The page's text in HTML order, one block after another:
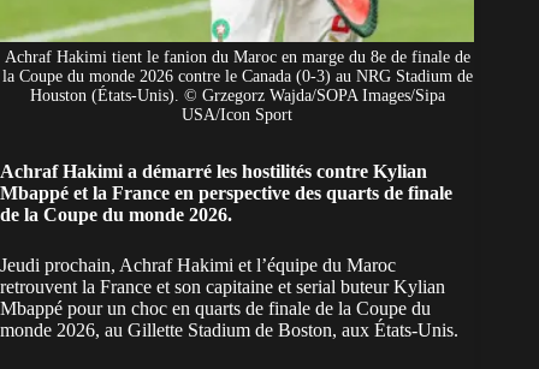
Achraf Hakimi tient le fanion du Maroc en marge du 8e de finale de
la Coupe du monde 2026 contre le Canada (0-3) au NRG Stadium de
Houston (États-Unis). © Grzegorz Wajda/SOPA Images/Sipa
USA/Icon Sport
Achraf Hakimi a démarré les hostilités contre Kylian
Mbappé et la France en perspective des quarts de finale
de la Coupe du monde 2026.
Jeudi prochain, Achraf Hakimi et l’équipe du Maroc
retrouvent la France et son capitaine et serial buteur Kylian
Mbappé pour un choc en quarts de finale de la Coupe du
monde 2026, au Gillette Stadium de Boston, aux États-Unis.